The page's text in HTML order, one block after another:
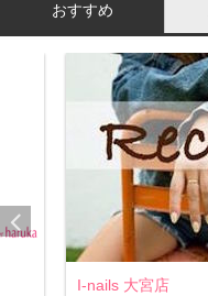
おすすめ
I-nails 大宮店